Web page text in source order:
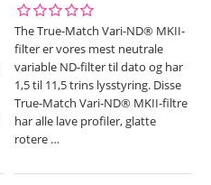
The True-Match Vari-ND® MKII-
filter er vores mest neutrale
variable ND-filter til dato og har
1,5 til 11,5 trins lysstyring. Disse
True-Match Vari-ND® MKII-filtre
har alle lave profiler, glatte
rotere …